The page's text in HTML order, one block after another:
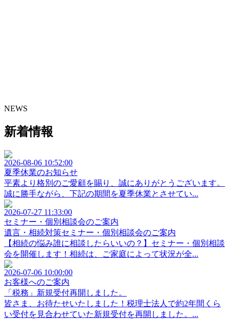
NEWS
新着情報
2026-08-06 10:52:00
夏季休業のお知らせ
平素より格別のご愛顧を賜り、誠にありがとうございます。
誠に勝手ながら、下記の期間を夏季休業とさせてい...
2026-07-27 11:33:00
セミナー・個別相談会のご案内
遺言・相続対策セミナー・個別相談会のご案内
【相続の悩み誰に相談したらいいの？】セミナー・個別相談
会を開催します！相続は、ご家庭によって状況が全...
2026-07-06 10:00:00
お客様へのご案内
「税務」新規受付再開しました。
皆さま、お待たせいたしました！税理士法人で約2年間くら
い受付を見合わせていた新規受付を再開しました。...